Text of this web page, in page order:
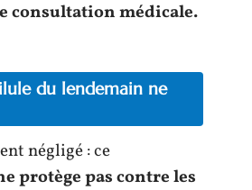
consultation médicale.
du lendemain ne
négligé : ce
protège pas contre les